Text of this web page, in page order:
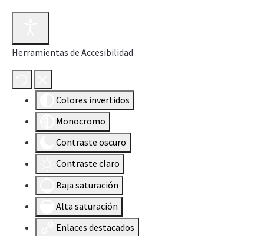
Herramientas de Accesibilidad
Colores invertidos
Monocromo
Contraste oscuro
Contraste claro
Baja saturación
Alta saturación
Enlaces destacados